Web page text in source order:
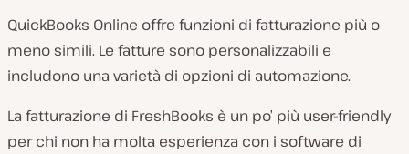
QuickBooks Online offre funzioni di fatturazione più o
meno simili. Le fatture sono personalizzabili e
includono una varietà di opzioni di automazione.
La fatturazione di FreshBooks è un po’ più user-friendly
per chi non ha molta esperienza con i software di